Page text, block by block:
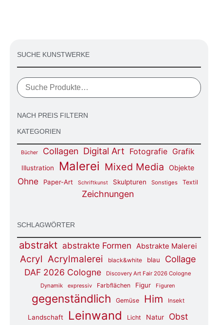
SUCHE KUNSTWERKE
NACH PREIS FILTERN
KATEGORIEN
Bücher Collagen Digital Art Fotografie Grafik
Illustration Malerei Mixed Media Objekte
Ohne Paper-Art Schriftkunst Skulpturen Sonstiges Textil
Zeichnungen
SCHLAGWÖRTER
abstrakt abstrakte Formen Abstrakte Malerei
Acryl Acrylmalerei black&white blau Collage
DAF 2026 Cologne
Discovery Art Fair 2026 Cologne
Dynamik
expressiv Farbflächen Figur Figuren
gegenständlich Gemüse Him Insekt
Landschaft Leinwand Licht Natur Obst